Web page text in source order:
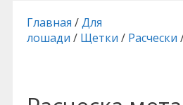
Главная /Для
лошади / Щетки / Расчески